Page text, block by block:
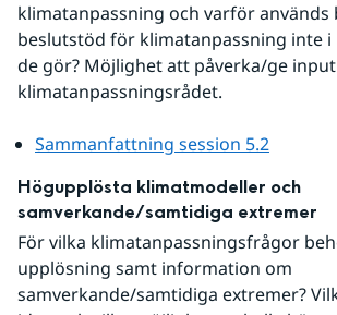
klimatanpassning och varför används
beslutstöd för klimatanpassning inte i
de gör? Möjlighet att påverka/ge
klimatanpassningsrådet.
Sammanfattning session 5.2
Högupplösta klimatmodeller och
samverkande/samtidiga extremer
För vilka klimatanpassningsfrågor
upplösning samt information om
samverkande/samtidiga extremer?